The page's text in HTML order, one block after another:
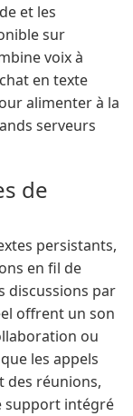
et les
sur
voix à
en texte
alimenter à la
serveurs
de
persistants,
en fil de
discussions par
offrent un son
ou
les appels
des réunions,
support intégré